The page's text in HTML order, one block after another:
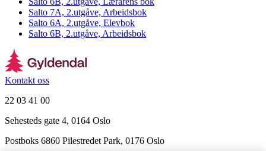
Salto 7A, 2.utgåve, Arbeidsbok
Salto 6A, 2.utgåve, Elevbok
Salto 6B, 2.utgåve, Arbeidsbok
Kontakt oss
22 03 41 00
Sehesteds gate 4, 0164 Oslo
Postboks 6860 Pilestredet Park, 0176 Oslo